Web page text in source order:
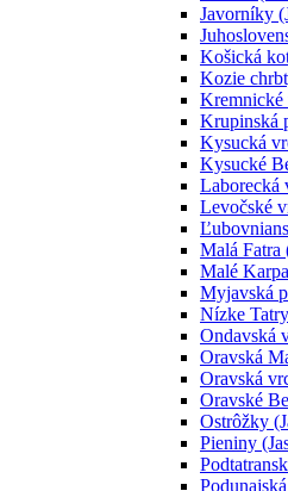
Javorníky
Košická
Kozie
Kremnické
Krupinská
Kysucká
Kysucké
Laborecká
Levočské
Malá Fatra
Malé
Myjavská
Nízke
Ondavská
Oravská
Oravská
Oravské
Ostrôžky
Pieniny